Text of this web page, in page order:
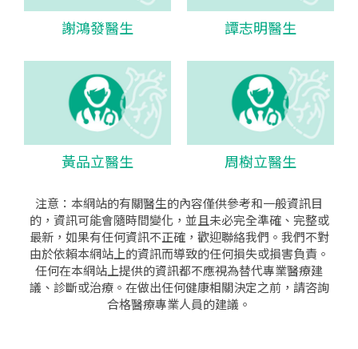
謝鴻發醫生 譚志明醫生
黃品立醫生 周樹立醫生
注意：本網站的有關醫生的內容僅供參考和一般資訊目
的，資訊可能會隨時間變化，並且未必完全準確、完整或
最新，如果有任何資訊不正確，歡迎聯絡我們。我們不對
由於依賴本網站上的資訊而導致的任何損失或損害負責。
任何在本網站上提供的資訊都不應視為替代專業醫療建
議、診斷或治療。在做出任何健康相關決定之前，請咨詢
合格醫療專業人員的建議。